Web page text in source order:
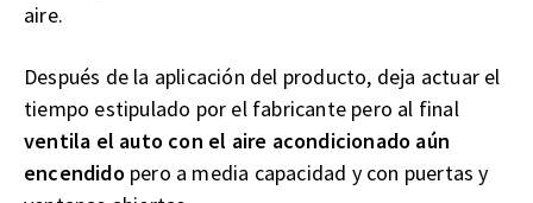
aire.
Después de la aplicación del producto, deja actuar el
tiempo estipulado por el fabricante pero al final
ventila el auto con el aire acondicionado aún
encendidopero a media capacidad y con puertas y